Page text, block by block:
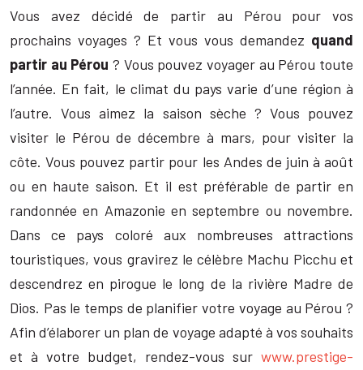
Vous avez décidé de partir au Pérou pour vos
prochains voyages ? Et vous vous demandez quand
partir au Pérou ? Vous pouvez voyager au Pérou toute
l’année. En fait, le climat du pays varie d’une région à
l’autre. Vous aimez la saison sèche ? Vous pouvez
visiter le Pérou de décembre à mars, pour visiter la
côte. Vous pouvez partir pour les Andes de juin à août
ou en haute saison. Et il est préférable de partir en
randonnée en Amazonie en septembre ou novembre.
Dans ce pays coloré aux nombreuses attractions
touristiques, vous gravirez le célèbre Machu Picchu et
descendrez en pirogue le long de la rivière Madre de
Dios. Pas le temps de planifier votre voyage au Pérou ?
Afin d’élaborer un plan de voyage adapté à vos souhaits
et à votre budget, rendez-vous sur www.prestige-